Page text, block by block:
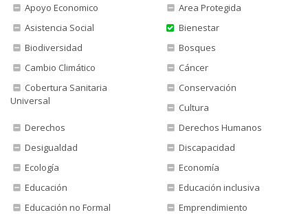
Apoyo Economico
Area Protegida
Asistencia Social
Bienestar
Biodiversidad
Bosques
Cambio Climático
Cáncer
Cobertura Sanitaria
Universal
Conservación
Cultura
Derechos
Derechos Humanos
Desigualdad
Discapacidad
Ecología
Economía
Educación
Educación inclusiva
Educación no Formal
Emprendimiento